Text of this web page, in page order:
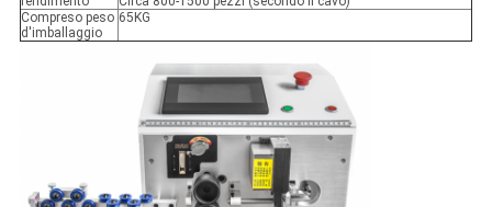
Compreso peso
d'imballaggio
65KG